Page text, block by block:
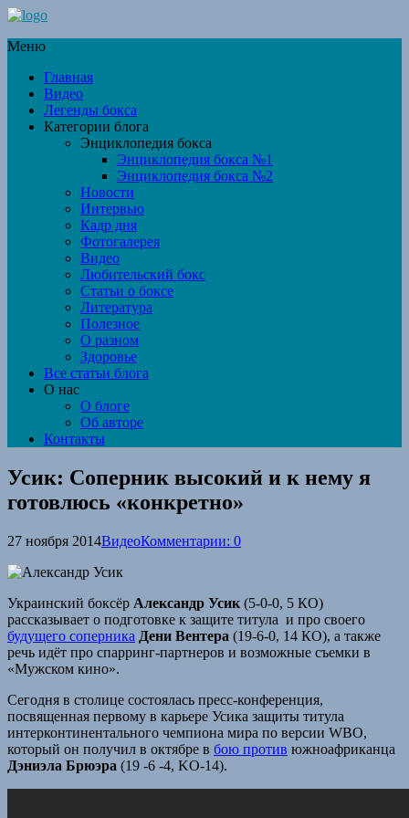
Меню
Главная
Видео
Легенды бокса
Категории блога
Энциклопедия бокса
Энциклопедия бокса №1
Энциклопедия бокса №2
Новости
Интервью
Кадр дня
Фотогалерея
Видео
Любительский бокс
Статьи о боксе
Литература
Полезное
О разном
Здоровье
Все статьи блога
О нас
О блоге
Об авторе
Контакты
Усик: Соперник высокий и к нему я
готовлюсь «конкретно»
27 ноября 2014ВидеоКомментарии: 0
Украинский боксёр Александр Усик (5-0-0, 5 КО)
рассказывает о подготовке к защите титула и про своего
будущего соперника Дени Вентера (19-6-0, 14 КО), а также
речь идёт про спарринг-партнеров и возможные съемки в
«Мужском кино».
Сегодня в столице состоялась пресс-конференция,
посвященная первому в карьере Усика защиты титула
интерконтинентального чемпиона мира по версии WBO,
который он получил в октябре в бою против южноафриканца
Дэниэла Брюэра (19 -6 -4, KO-14).